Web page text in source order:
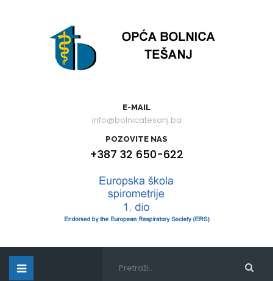
E-MAIL
info@bolnicatesanj.ba
POZOVITE NAS
+387 32 650-622